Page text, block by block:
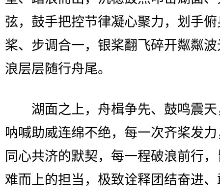
弦，鼓手把控节律凝心聚力，划手
桨、步调合一，银桨翻飞碎开粼粼
浪层层随行舟尾。
湖面之上，舟楫争先、鼓鸣震天
呐喊助威连绵不绝，每一次齐桨发
同心共济的默契，每一程破浪前行
难而上的担当，极致诠释团结奋进